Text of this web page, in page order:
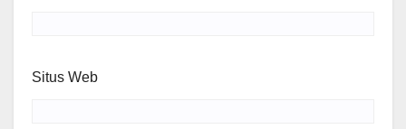
Situs Web